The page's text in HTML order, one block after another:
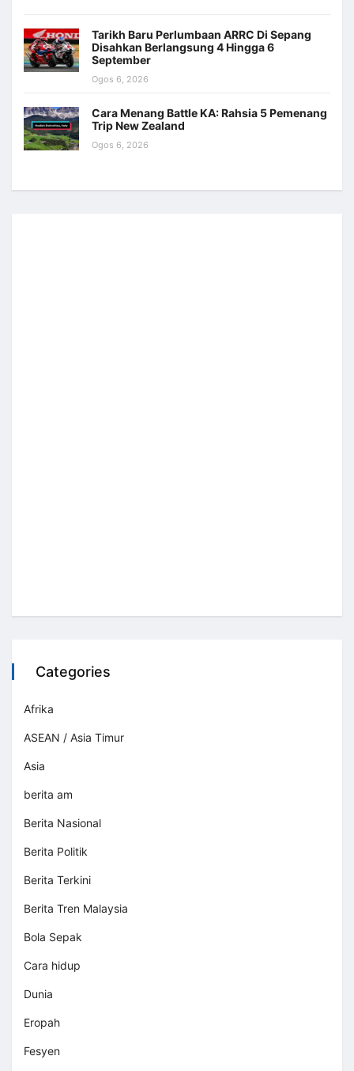
Tarikh Baru Perlumbaan ARRC Di Sepang
Disahkan Berlangsung 4 Hingga 6
September
Ogos 6, 2026
Cara Menang Battle KA: Rahsia 5 Pemenang
Trip New Zealand
Ogos 6, 2026
Categories
Afrika
ASEAN / Asia Timur
Asia
berita am
Berita Nasional
Berita Politik
Berita Terkini
Berita Tren Malaysia
Bola Sepak
Cara hidup
Dunia
Eropah
Fesyen